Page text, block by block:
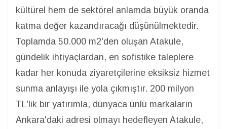
kültürel hem de sektörel anlamda büyük oranda
katma değer kazandıracağı düşünülmektedir.
Toplamda 50.000 m2'den oluşan Atakule,
gündelik ihtiyaçlardan, en sofistike taleplere
kadar her konuda ziyaretçilerine eksiksiz hizmet
sunma anlayışı ile yola çıkmıştır. 200 milyon
TL'lik bir yatırımla, dünyaca ünlü markaların
Ankara'daki adresi olmayı hedefleyen Atakule,